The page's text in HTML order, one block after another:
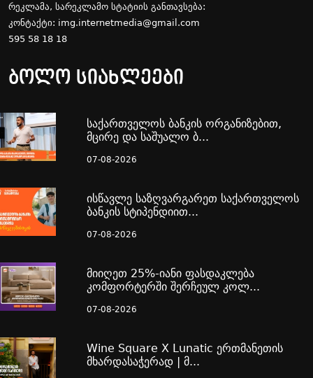
რეკლამა, სარეკლამო სტატიის განთავსება:
კონტაქტი: img.internetmedia@gmail.com
595 58 18 18
ბოლო სიახლეები
საქართველოს ბანკის ორგანიზებით,
მცირე და საშუალო ბ...
07-08-2026
ისწავლე საზღვარგარეთ საქართველოს
ბანკის სტიპენდიით...
07-08-2026
მიიღეთ 25%-იანი ფასდაკლება
კომფორტერში შერჩეულ კოლ...
07-08-2026
Wine Square X Lunatic ერთმანეთის
მხარდასაჭერად | მ...